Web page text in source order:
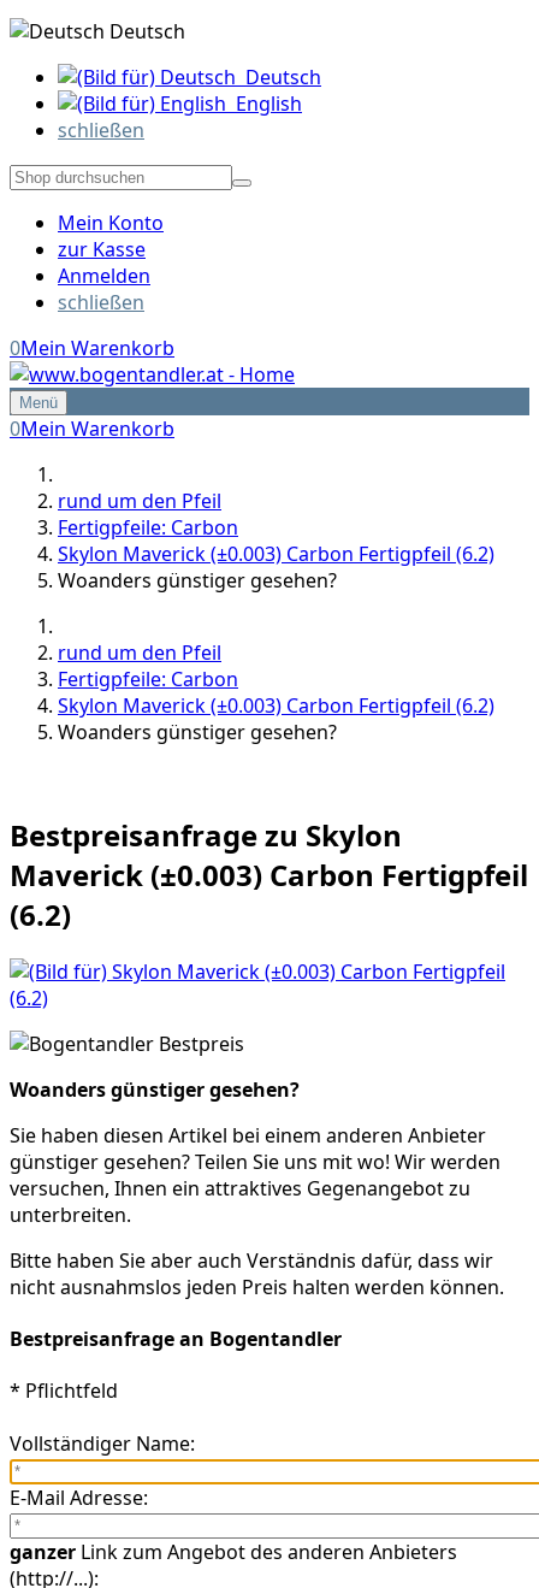
Deutsch
Deutsch
English
schließen
Mein Konto
zur Kasse
Anmelden
schließen
0Mein Warenkorb
Menü
0Mein Warenkorb
rund um den Pfeil
Fertigpfeile: Carbon
Skylon Maverick (±0.003) Carbon Fertigpfeil (6.2)
Woanders günstiger gesehen?
rund um den Pfeil
Fertigpfeile: Carbon
Skylon Maverick (±0.003) Carbon Fertigpfeil (6.2)
Woanders günstiger gesehen?
Bestpreisanfrage zu Skylon
Maverick (±0.003) Carbon Fertigpfeil
(6.2)
Woanders günstiger gesehen?
Sie haben diesen Artikel bei einem anderen Anbieter
günstiger gesehen? Teilen Sie uns mit wo! Wir werden
versuchen, Ihnen ein attraktives Gegenangebot zu
unterbreiten.
Bitte haben Sie aber auch Verständnis dafür, dass wir
nicht ausnahmslos jeden Preis halten werden können.
Bestpreisanfrage an Bogentandler
* Pflichtfeld
Vollständiger Name:
E-Mail Adresse:
ganzer Link zum Angebot des anderen Anbieters
(http://...):